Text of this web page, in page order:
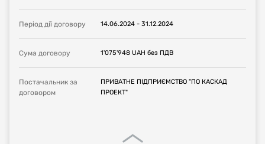
Період дії договору 14.06.2024 - 31.12.2024
Сума договору 1'075'948 UAH без ПДВ
Постачальник за
договором
ПРИВАТНЕ ПІДПРИЄМСТВО "ПО КАСКАД
ПРОЕКТ"